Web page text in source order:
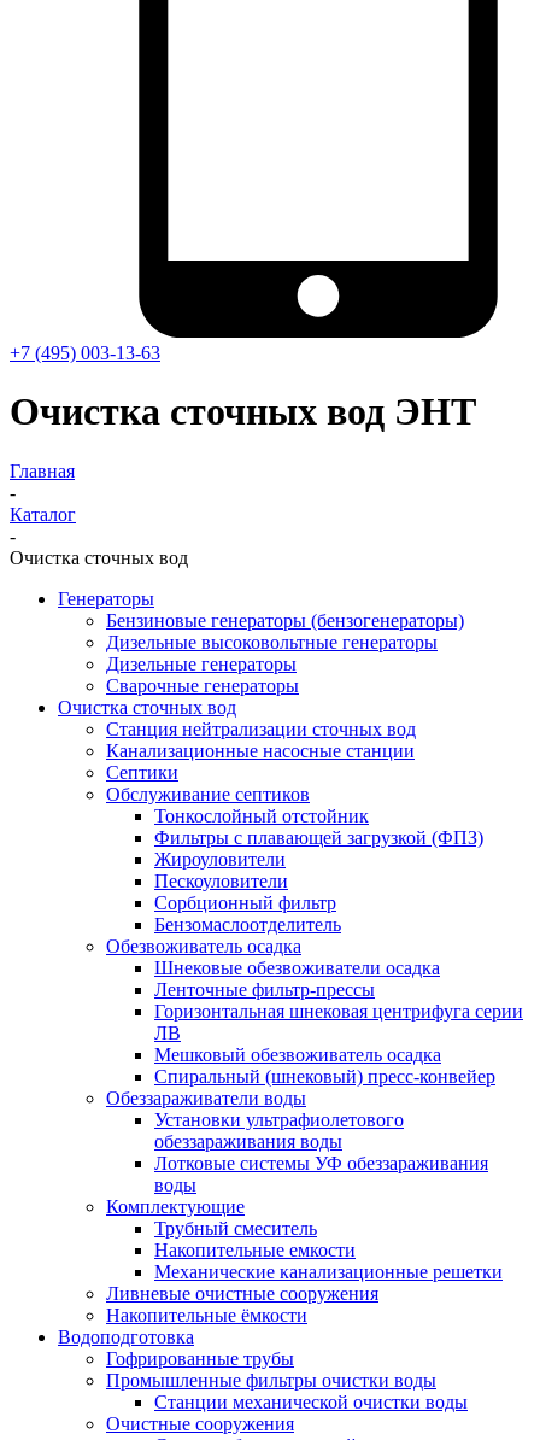
+7 (495) 003-13-63
Очистка сточных вод ЭНТ
Главная
-
Каталог
-
Очистка сточных вод
Генераторы
Бензиновые генераторы (бензогенераторы)
Дизельные высоковольтные генераторы
Дизельные генераторы
Сварочные генераторы
Очистка сточных вод
Станция нейтрализации сточных вод
Канализационные насосные станции
Септики
Обслуживание септиков
Тонкослойный отстойник
Фильтры с плавающей загрузкой (ФПЗ)
Жироуловители
Пескоуловители
Сорбционный фильтр
Бензомаслоотделитель
Обезвоживатель осадка
Шнековые обезвоживатели осадка
Ленточные фильтр-прессы
Горизонтальная шнековая центрифуга серии
ЛВ
Мешковый обезвоживатель осадка
Спиральный (шнековый) пресс-конвейер
Обеззараживатели воды
Установки ультрафиолетового
обеззараживания воды
Лотковые системы УФ обеззараживания
воды
Комплектующие
Трубный смеситель
Накопительные емкости
Механические канализационные решетки
Ливневые очистные сооружения
Накопительные ёмкости
Водоподготовка
Гофрированные трубы
Промышленные фильтры очистки воды
Станции механической очистки воды
Очистные сооружения